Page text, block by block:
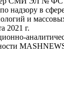
надзору в
и
2021 г.